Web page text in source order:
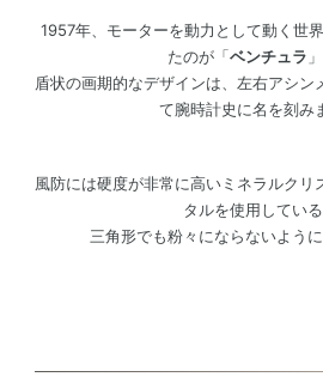
1957年、モーターを動力として動く世
たのが「ベンチュラ
盾状の画期的なデザインは、左右アシン
て腕時計史に名を刻み
風防には硬度が非常に高いミネラルクリ
タルを使用している
三角形でも粉々にならないように